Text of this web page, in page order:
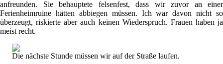
anfreunden. Sie behauptete felsenfest, dass wir zuvor an einer
Ferienheimruine hätten abbiegen müssen. Ich war davon nicht so
überzeugt, riskierte aber auch keinen Wiederspruch. Frauen haben ja
meist recht.
Die nächste Stunde müssen wir auf der Straße laufen.